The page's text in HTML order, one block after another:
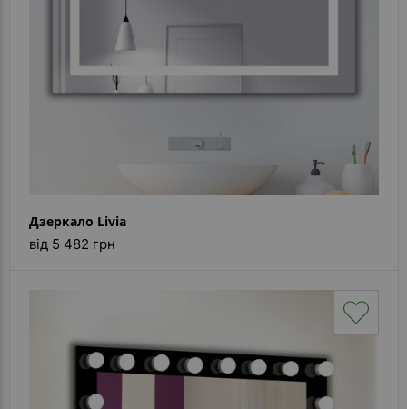
Дзеркало Livia
від 5 482 грн